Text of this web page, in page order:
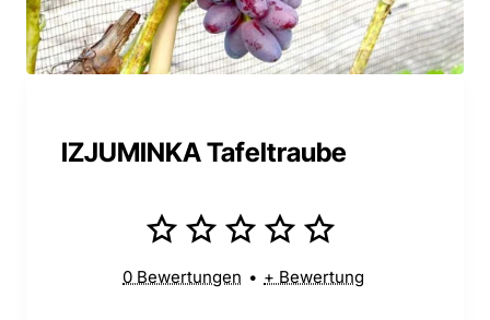
IZJUMINKA Tafeltraube
0 Bewertungen • + Bewertung